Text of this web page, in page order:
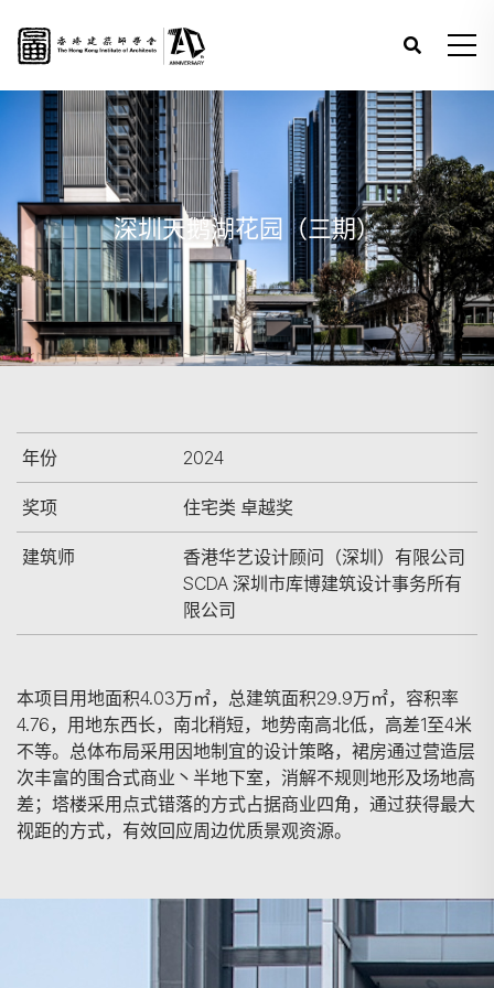
深圳天鹅湖花园（三期）
年份 2024
奖项 住宅类 卓越奖
建筑师
香港华艺设计顾问（深圳）有限公司
SCDA 深圳市库博建筑设计事务所有
限公司
本项目用地面积4.03万㎡，总建筑面积29.9万㎡，容积率
4.76，用地东西长，南北稍短，地势南高北低，高差1至4米
不等。总体布局采用因地制宜的设计策略，裙房通过营造层
次丰富的围合式商业丶半地下室，消解不规则地形及场地高
差；塔楼采用点式错落的方式占据商业四角，通过获得最大
视距的方式，有效回应周边优质景观资源。